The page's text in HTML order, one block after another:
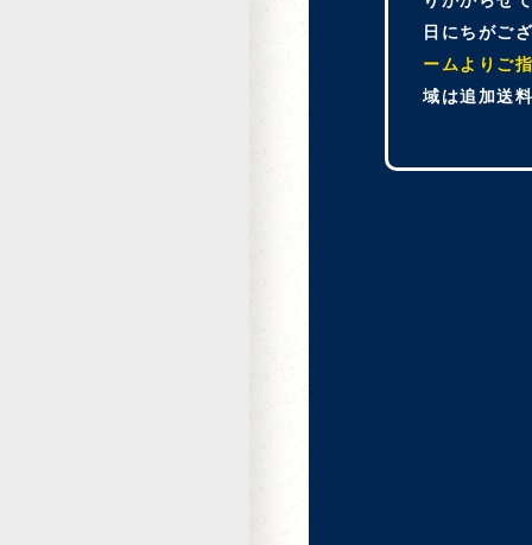
日にちがご
ームよりご
域は追加送